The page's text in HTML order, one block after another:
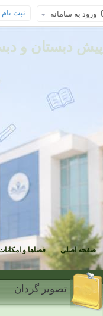
ورود به سامانه ثبت
پیش دبستان و
صفحه اصلی فضاها و
تصویر گردان